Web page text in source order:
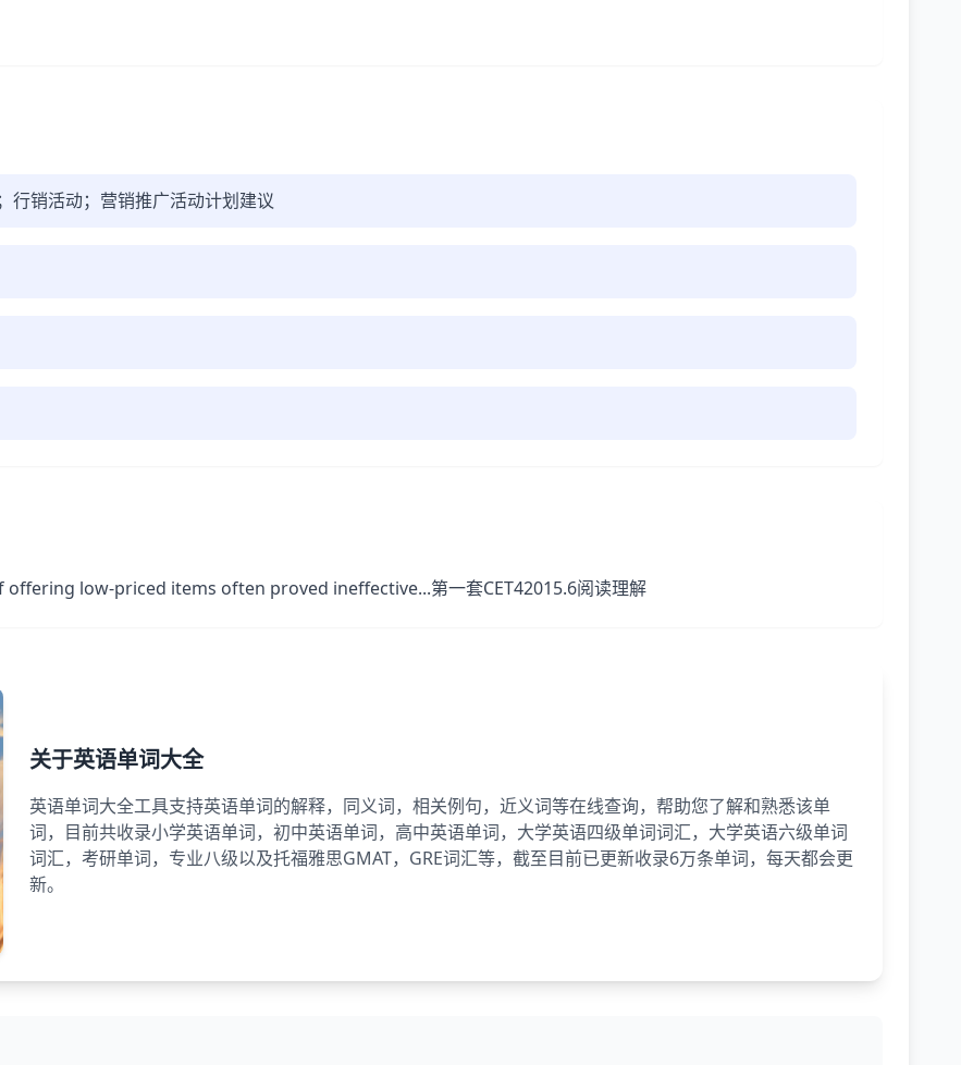
行销活动；营销推广活动计划建议
low-priced items often proved ineffective...第一套CET42015.6阅读理解
关于英语单词大全
英语单词大全工具支持英语单词的解释，同义词，相关例句，近义词等在线查询，帮助您了解和熟悉该单
词，目前共收录小学英语单词，初中英语单词，高中英语单词，大学英语四级单词词汇，大学英语六级单词
词汇，考研单词，专业八级以及托福雅思GMAT，GRE词汇等，截至目前已更新收录6万条单词，每天都会更
新。